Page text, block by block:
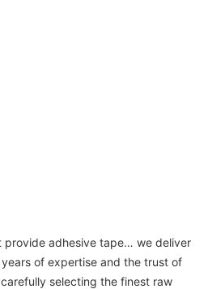
provide adhesive tape… we deliver
of expertise and the trust of
selecting the finest raw